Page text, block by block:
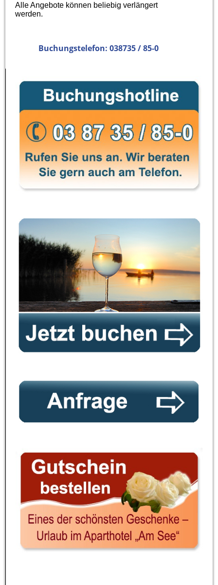
Alle Angebote können beliebig verlängert
werden.
Buchungstelefon: 038735 / 85-0